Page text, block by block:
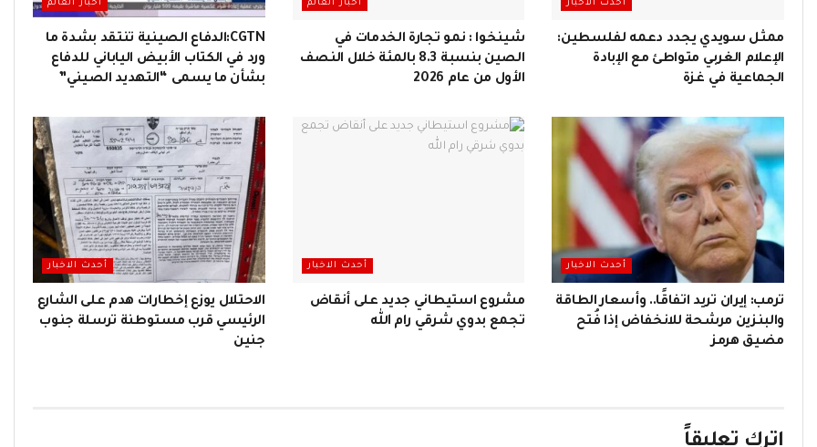
أحدث الاخبار
ممثل سويدي يجدد دعمه لفلسطين:
الإعلام الغربي متواطئ مع الإبادة
الجماعية في غزة
اخبار العالم
شينخوا : نمو تجارة الخدمات في
الصين بنسبة 8.3 بالمئة خلال النصف
الأول من عام 2026
اخبار العالم
CGTN:الدفاع الصينية تنتقد بشدة ما
ورد في الكتاب الأبيض الياباني للدفاع
بشأن ما يسمى “التهديد الصيني”
أحدث الاخبار
ترمب: إيران تريد اتفاقًا.. وأسعار الطاقة
والبنزين مرشحة للانخفاض إذا فُتح
مضيق هرمز
أحدث الاخبار
مشروع استيطاني جديد على أنقاض
تجمع بدوي شرقي رام الله
أحدث الاخبار
الاحتلال يوزع إخطارات هدم على الشارع
الرئيسي قرب مستوطنة ترسلة جنوب
جنين
اترك تعليقاً